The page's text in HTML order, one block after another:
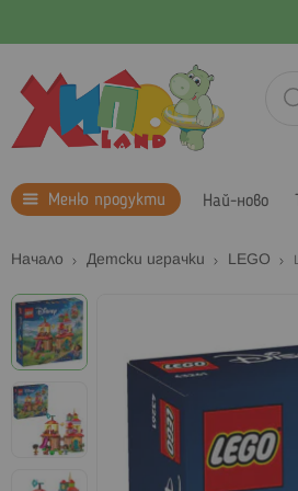
Меню продукти Най-ново
Начало Детски играчки LEGO
Преминете
към
края
на
галерията
на
изображенията